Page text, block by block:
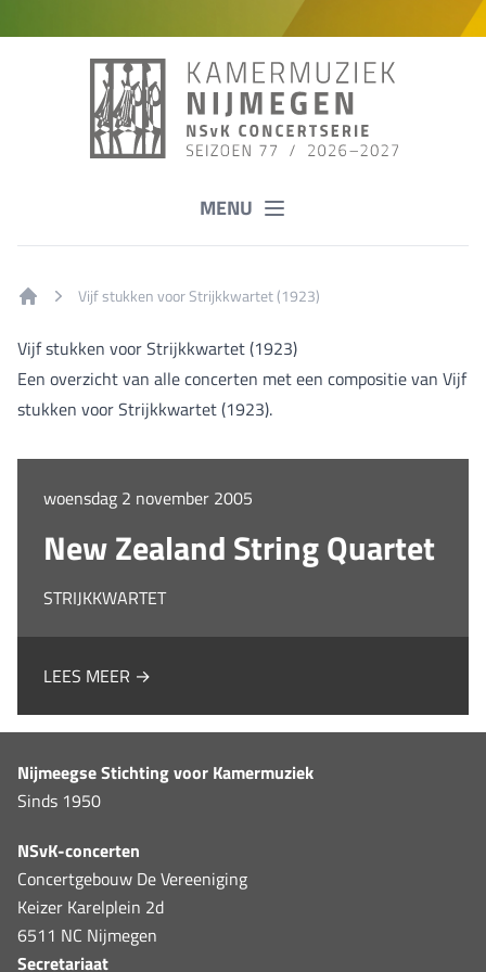
MENU
Vijf stukken voor Strijkkwartet (1923)
Vijf stukken voor Strijkkwartet (1923)
Een overzicht van alle concerten met een compositie van Vijf
stukken voor Strijkkwartet (1923).
woensdag 2 november 2005
New Zealand String Quartet
STRIJKKWARTET
LEES MEER →
Nijmeegse Stichting voor Kamermuziek
Sinds 1950
NSvK-concerten
Concertgebouw De Vereeniging
Keizer Karelplein 2d
6511 NC Nijmegen
Secretariaat